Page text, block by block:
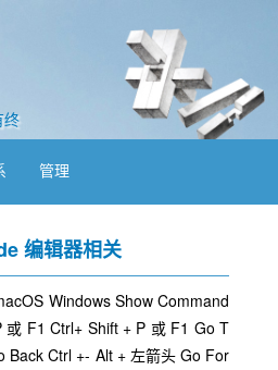
终
管理
编辑器相关
Windows Show Command
或 F1 Ctrl+ Shift + P 或 F1 Go T
Back Ctrl +- Alt + 左箭头 Go For